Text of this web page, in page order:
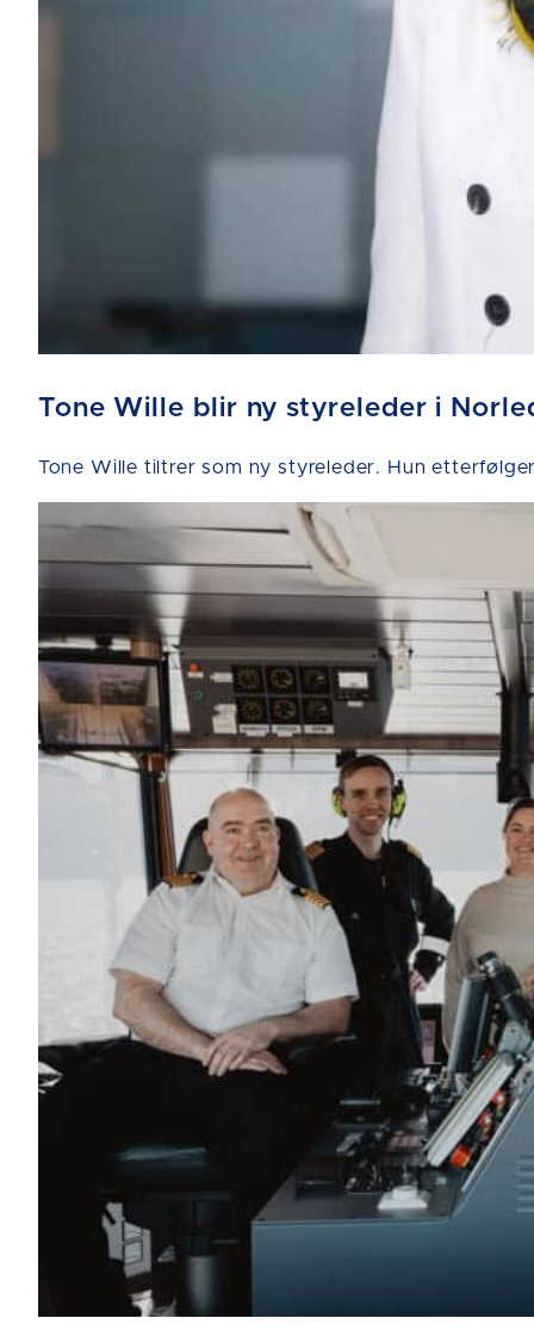
Tone Wille blir ny styreleder i
Tone Wille tiltrer som ny styreleder. Hun